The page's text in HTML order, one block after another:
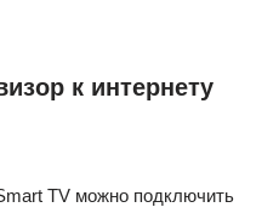
к интернету
TV можно подключить